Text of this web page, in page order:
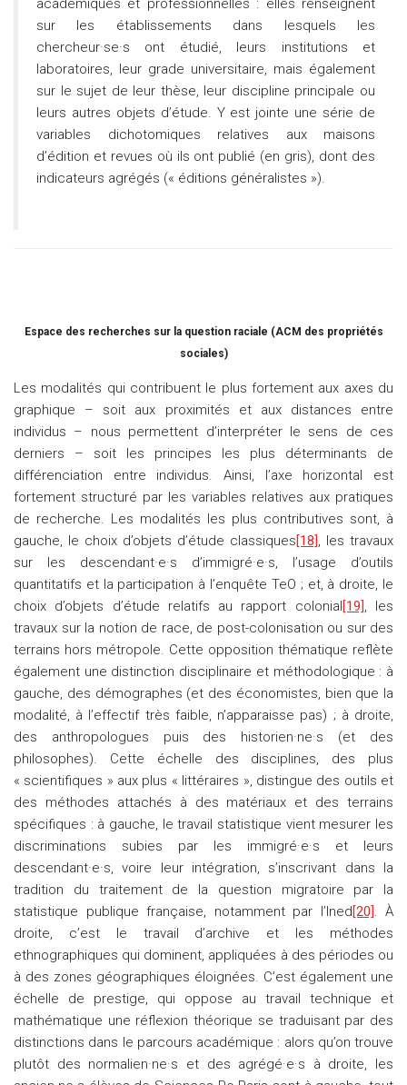
académiques et professionnelles : elles renseignent
sur les établissements dans lesquels les
chercheur·se·s ont étudié, leurs institutions et
laboratoires, leur grade universitaire, mais également
sur le sujet de leur thèse, leur discipline principale ou
leurs autres objets d’étude. Y est jointe une série de
variables dichotomiques relatives aux maisons
d’édition et revues où ils ont publié (en gris), dont des
indicateurs agrégés (« éditions généralistes »).
Espace des recherches sur la question raciale (ACM des propriétés
sociales)
Les modalités qui contribuent le plus fortement aux axes du
graphique – soit aux proximités et aux distances entre
individus – nous permettent d’interpréter le sens de ces
derniers – soit les principes les plus déterminants de
différenciation entre individus. Ainsi, l’axe horizontal est
fortement structuré par les variables relatives aux pratiques
de recherche. Les modalités les plus contributives sont, à
gauche, le choix d’objets d’étude classiques[18], les travaux
sur les descendant·e·s d’immigré·e·s, l’usage d’outils
quantitatifs et la participation à l’enquête TeO ; et, à droite, le
choix d’objets d’étude relatifs au rapport colonial[19], les
travaux sur la notion de race, de post-colonisation ou sur des
terrains hors métropole. Cette opposition thématique reflète
également une distinction disciplinaire et méthodologique : à
gauche, des démographes (et des économistes, bien que la
modalité, à l’effectif très faible, n’apparaisse pas) ; à droite,
des anthropologues puis des historien·ne·s (et des
philosophes). Cette échelle des disciplines, des plus
« scientifiques » aux plus « littéraires », distingue des outils et
des méthodes attachés à des matériaux et des terrains
spécifiques : à gauche, le travail statistique vient mesurer les
discriminations subies par les immigré·e·s et leurs
descendant·e·s, voire leur intégration, s’inscrivant dans la
tradition du traitement de la question migratoire par la
statistique publique française, notamment par l’Ined[20]. À
droite, c’est le travail d’archive et les méthodes
ethnographiques qui dominent, appliquées à des périodes ou
à des zones géographiques éloignées. C’est également une
échelle de prestige, qui oppose au travail technique et
mathématique une réflexion théorique se traduisant par des
distinctions dans le parcours académique : alors qu’on trouve
plutôt des normalien·ne·s et des agrégé·e·s à droite, les